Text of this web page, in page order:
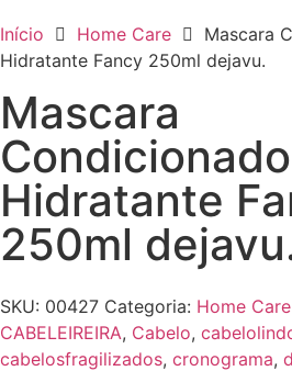
Início Home Care
Mascara
Hidratante Fancy 250ml dejavu.
Mascara
Hidratante
250ml
SKU: 00427 Categoria: Home Care
CABELEIREIRA, Cabelo,
cabelosfragilizados, cronograma,